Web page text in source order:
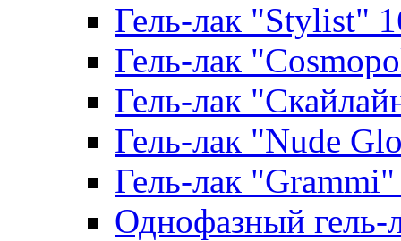
Гель-лак "Stylist"
Гель-лак
Гель-лак
Гель-лак "Nude
Гель-лак
Однофазный